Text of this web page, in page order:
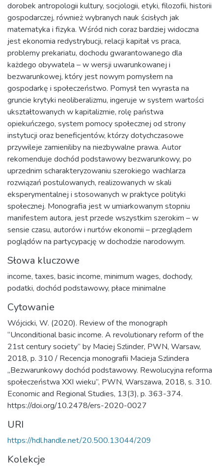
dorobek antropologii kultury, socjologii, etyki, filozofii, historii
gospodarczej, również wybranych nauk ścisłych jak
matematyka i fizyka. Wśród nich coraz bardziej widoczna
jest ekonomia redystrybucji, relacji kapitał vs praca,
problemy prekariatu, dochodu gwarantowanego dla
każdego obywatela – w wersji uwarunkowanej i
bezwarunkowej, który jest nowym pomysłem na
gospodarkę i społeczeństwo. Pomysł ten wyrasta na
gruncie krytyki neoliberalizmu, ingeruje w system wartości
ukształtowanych w kapitalizmie, rolę państwa
opiekuńczego, system pomocy społecznej od strony
instytucji oraz beneficjentów, którzy dotychczasowe
przywileje zamieniliby na niezbywalne prawa. Autor
rekomenduje dochód podstawowy bezwarunkowy, po
uprzednim scharakteryzowaniu szerokiego wachlarza
rozwiązań postulowanych, realizowanych w skali
eksperymentalnej i stosowanych w praktyce polityki
społecznej. Monografia jest w umiarkowanym stopniu
manifestem autora, jest przede wszystkim szerokim – w
sensie czasu, autorów i nurtów ekonomii – przeglądem
poglądów na partycypację w dochodzie narodowym.
Słowa kluczowe
income, taxes, basic income, minimum wages, dochody,
podatki, dochód podstawowy, płace minimalne
Cytowanie
Wójcicki, W. (2020). Review of the monograph
“Unconditional basic income. A revolutionary reform of the
21st century society” by Maciej Szlinder, PWN, Warsaw,
2018, p. 310 / Recencja monografii Macieja Szlindera
„Bezwarunkowy dochód podstawowy. Rewolucyjna reforma
społeczeństwa XXI wieku”, PWN, Warszawa, 2018, s. 310.
Economic and Regional Studies, 13(3), p. 363-374.
https://doi.org/10.2478/ers-2020-0027
URI
https://hdl.handle.net/20.500.13044/209
Kolekcje